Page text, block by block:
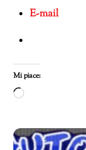
E-mail
Mi piace:
Caricamento
corso…